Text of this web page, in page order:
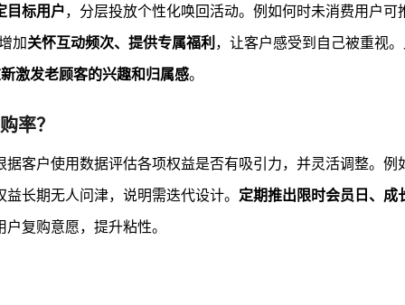
目标用户，分层投放个性化唤回活动。例如何时未消费用户可
加关怀互动频次、提供专属福利 ，让客户感受到自己被重视
激发老顾客的兴趣和归属感。
率？
据客户使用数据评估各项权益是否有吸引力，并灵活调整。例
长期无人问津，说明需迭代设计。 定期推出限时会员日、成
复购意愿，提升粘性。